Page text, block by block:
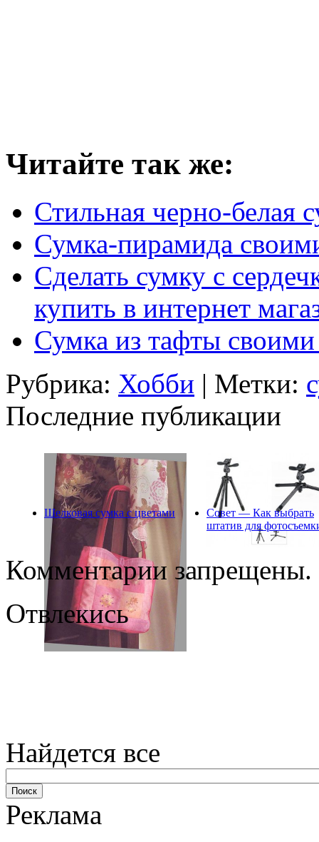
Читайте так же:
Стильная черно-белая
Сумка-пирамида
Сделать сумку с
купить в интернет
Сумка из тафты
Рубрика: Хобби | Метки:
Последние публикации
Шелковая сумка с цветами
Совет — Как выбрать
штатив для
Комментарии запрещены.
Отвлекись
Найдется все
Реклама